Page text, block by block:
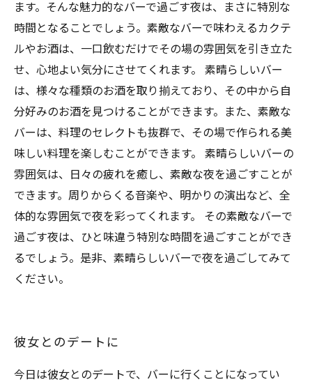
ます。そんな魅力的なバーで過ごす夜は、まさに特別な
時間となることでしょう。素敵なバーで味わえるカクテ
ルやお酒は、一口飲むだけでその場の雰囲気を引き立た
せ、心地よい気分にさせてくれます。 素晴らしいバー
は、様々な種類のお酒を取り揃えており、その中から自
分好みのお酒を見つけることができます。また、素敵な
バーは、料理のセレクトも抜群で、その場で作られる美
味しい料理を楽しむことができます。 素晴らしいバーの
雰囲気は、日々の疲れを癒し、素敵な夜を過ごすことが
できます。周りからくる音楽や、明かりの演出など、全
体的な雰囲気で夜を彩ってくれます。 その素敵なバーで
過ごす夜は、ひと味違う特別な時間を過ごすことができ
るでしょう。是非、素晴らしいバーで夜を過ごしてみて
ください。
彼女とのデートに
今日は彼女とのデートで、バーに行くことになってい